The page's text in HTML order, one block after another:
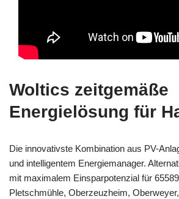
Woltics zeitgemäße
Energielösung für
Die innovativste Kombination aus PV-
und intelligentem Energiemanager.
mit maximalem Einsparpotenzial für
Pletschmühle, Oberzeuzheim,